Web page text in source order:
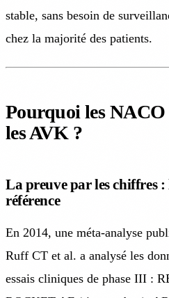
stable, sans besoin de
chez la majorité des patients.
Pourquoi les
les AVK ?
La preuve par les chiffres :
référence
En 2014, une méta-analyse
Ruff CT et al. a analysé les
essais cliniques de phase III :